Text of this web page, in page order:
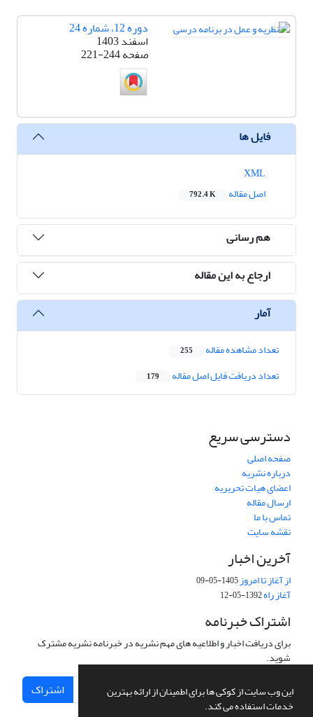
این وب سایت از کوکی ها برای اطمینان از ارائه بهترین
خدمات استفاده می کند.
دوره 12، شماره 24
اسفند 1403
صفحه221-244
فایل ها
اصل مقاله
792.4 K
هم رسانی
ارجاع به این مقاله
آمار
تعداد مشاهده مقاله 255
تعداد دریافت فایل اصل مقاله 179
دسترسی سریع
صفحه اصلی
درباره نشریه
اعضای هیات تحریریه
ارسال مقاله
تماس با ما
نقشه سایت
آخرین اخبار
از آغاز تا امروز1405-05-09
آغاز راه1392-05-12
اشتراک خبرنامه
برای دریافت اخبار و اطلاعیه های مهم نشریه در خبرنامه نشریه مشترک
شوید.
اشتراک